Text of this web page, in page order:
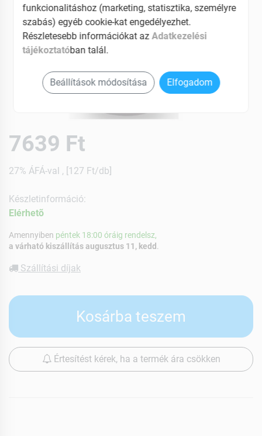
7639 Ft
27% ÁFÁ-val , [127 Ft/db]
Készletinformáció:
Elérhetõ
Amennyiben péntek 18:00 óráig rendelsz,
a várható kiszállítás augusztus 11, kedd
Szállítási díjak
Kosárba teszem
Értesítést kérek, ha a termék ára csökken
funkcionalitáshoz (marketing, statisztika, személyre
szabás) egyéb cookie-kat engedélyezhet.
Részletesebb információkat azAdatkezelési
tájékoztatóban talál.
Beállítások módosítása Elfogadom